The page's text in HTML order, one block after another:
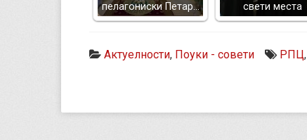
пелагониски Петар…
свети места
Актуелности, Поуки - совети РПЦ,